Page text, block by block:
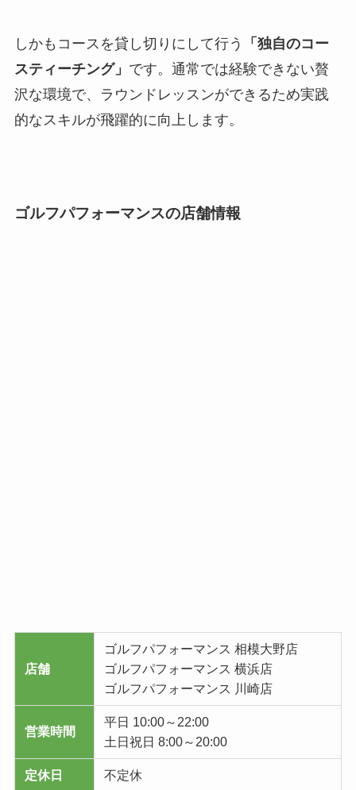
しかもコースを貸し切りにして行う
「独自のコー
スティーチング」 です。通常では経験できない贅
沢な環境で、ラウンドレッスンができるため実践
的なスキルが飛躍的に向上します。
ゴルフパフォーマンスの店舗情報
店舗
ゴルフパフォーマンス 相模大野店
ゴルフパフォーマンス 横浜店
ゴルフパフォーマンス 川崎店
営業時間
平日 10:00～22:00
土日祝日 8:00～20:00
定休日 不定休